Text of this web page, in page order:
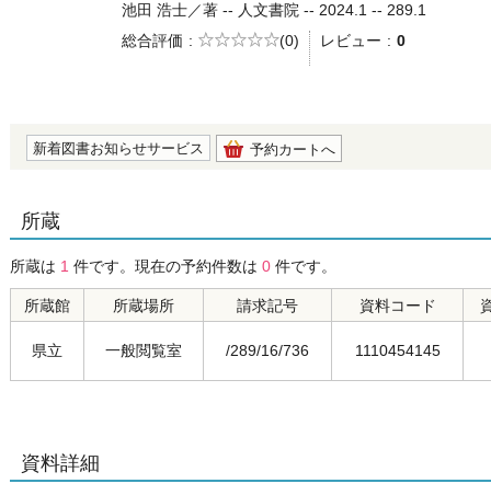
池田 浩士／著 -- 人文書院 -- 2024.1 -- 289.1
総合評価
5段階評価
(0) レビュー 0
新着図書お知らせサービス 予約カートへ
所蔵
所蔵は 1 件です。現在の予約件数は 0 件です。
所蔵館 所蔵場所 請求記号 資料コード
県立 一般閲覧室 /289/16/736 1110454145
資料詳細